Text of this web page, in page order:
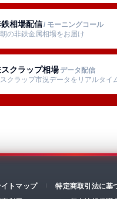
相場配信/ モーニングコール
の非鉄金属相場をお届け
クラップ相場 データ配信
クラップ市況データをリアルタイ
イトマップ
特定商取引法に基